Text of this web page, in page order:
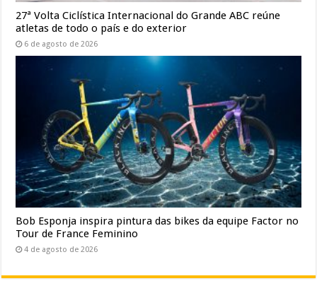
27ª Volta Ciclística Internacional do Grande ABC reúne
atletas de todo o país e do exterior
6 de agosto de 2026
Bob Esponja inspira pintura das bikes da equipe Factor no
Tour de France Feminino
4 de agosto de 2026